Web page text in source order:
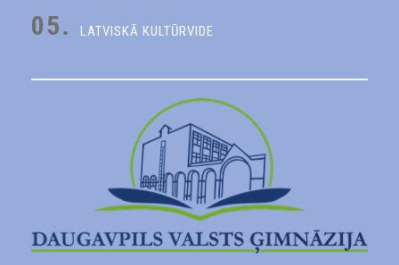
05. LATVISKĀ KULTŪRVIDE